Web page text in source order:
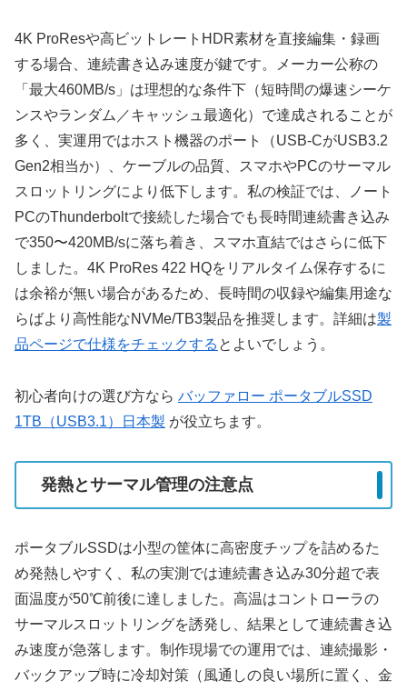
4K ProResや高ビットレートHDR素材を直接編集・録画
する場合、連続書き込み速度が鍵です。メーカー公称の
「最大460MB/s」は理想的な条件下（短時間の爆速シーケ
ンスやランダム／キャッシュ最適化）で達成されることが
多く、実運用ではホスト機器のポート（USB-CがUSB3.2
Gen2相当か）、ケーブルの品質、スマホやPCのサーマル
スロットリングにより低下します。私の検証では、ノート
PCのThunderboltで接続した場合でも長時間連続書き込み
で350〜420MB/sに落ち着き、スマホ直結ではさらに低下
しました。4K ProRes 422 HQをリアルタイム保存するに
は余裕が無い場合があるため、長時間の収録や編集用途な
らばより高性能なNVMe/TB3製品を推奨します。詳細は製
品ページで仕様をチェックする とよいでしょう。
初心者向けの選び方なら バッファロー ポータブルSSD
1TB（USB3.1）日本製 が役立ちます。
発熱とサーマル管理の注意点
ポータブルSSDは小型の筐体に高密度チップを詰めるた
め発熱しやすく、私の実測では連続書き込み30分超で表
面温度が50℃前後に達しました。高温はコントローラの
サーマルスロットリングを誘発し、結果として連続書き込
み速度が急落します。制作現場での運用では、連続撮影・
バックアップ時に冷却対策（風通しの良い場所に置く、金